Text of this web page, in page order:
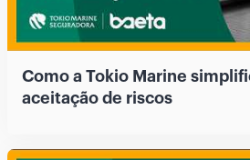
Como a Tokio Marine
aceitação de riscos